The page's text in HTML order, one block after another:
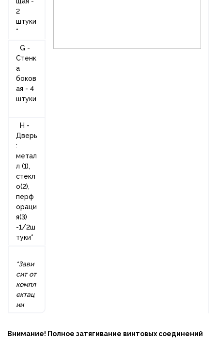
2
штуки
*
G -
Стенк
а
боков
ая - 4
штуки
H -
Дверь
:
метал
л (1),
стекл
о(2),
перф
ораци
я(3)
-1/2ш
туки*
*Зави
сит от
компл
ектац
ии
Внимание! Полное затягивание винтовых соединений